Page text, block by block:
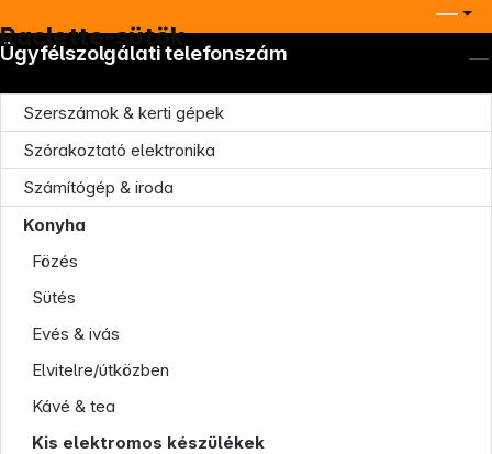
Raclette-sütök
Szerszámok & kerti gépek
Szórakoztató elektronika
Számítógép & iroda
Konyha
Fözés
Sütés
Evés & ivás
Elvitelre/útközben
Kávé & tea
Kis elektromos készülékek
Ügyfélszolgálati telefonszám